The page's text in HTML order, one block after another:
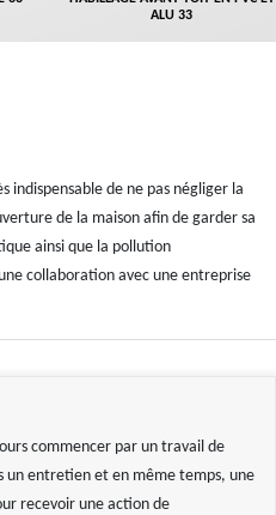
ALU 33
indispensable de ne pas négliger la
de la maison afin de garder sa
ainsi que la pollution
collaboration avec une entreprise
commencer par un travail de
un entretien et en même temps, une
recevoir une action de